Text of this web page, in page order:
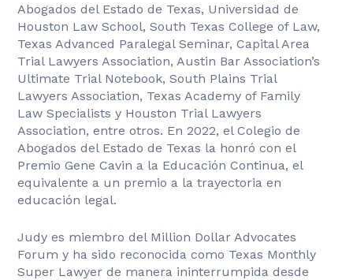
Abogados del Estado de Texas, Universidad de
Houston Law School, South Texas College of Law,
Texas Advanced Paralegal Seminar, Capital Area
Trial Lawyers Association, Austin Bar Association’s
Ultimate Trial Notebook, South Plains Trial
Lawyers Association, Texas Academy of Family
Law Specialists y Houston Trial Lawyers
Association, entre otros. En 2022, el Colegio de
Abogados del Estado de Texas la honró con el
Premio Gene Cavin a la Educación Continua, el
equivalente a un premio a la trayectoria en
educación legal.
Judy es miembro del Million Dollar Advocates
Forum y ha sido reconocida como Texas Monthly
Super Lawyer de manera ininterrumpida desde